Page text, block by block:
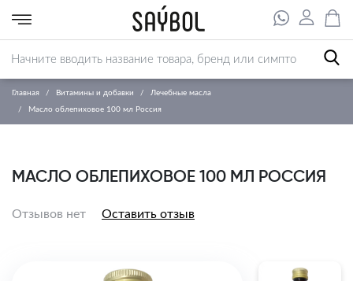
Главная Витамины и добавки Лечебные масла
Масло облепиховое 100 мл Россия
МАСЛО ОБЛЕПИХОВОЕ 100 МЛ РОССИЯ
Отзывов нет Оставить отзыв